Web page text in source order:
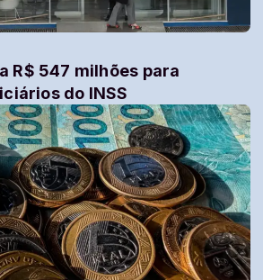
R$ 547 milhões para
do INSS